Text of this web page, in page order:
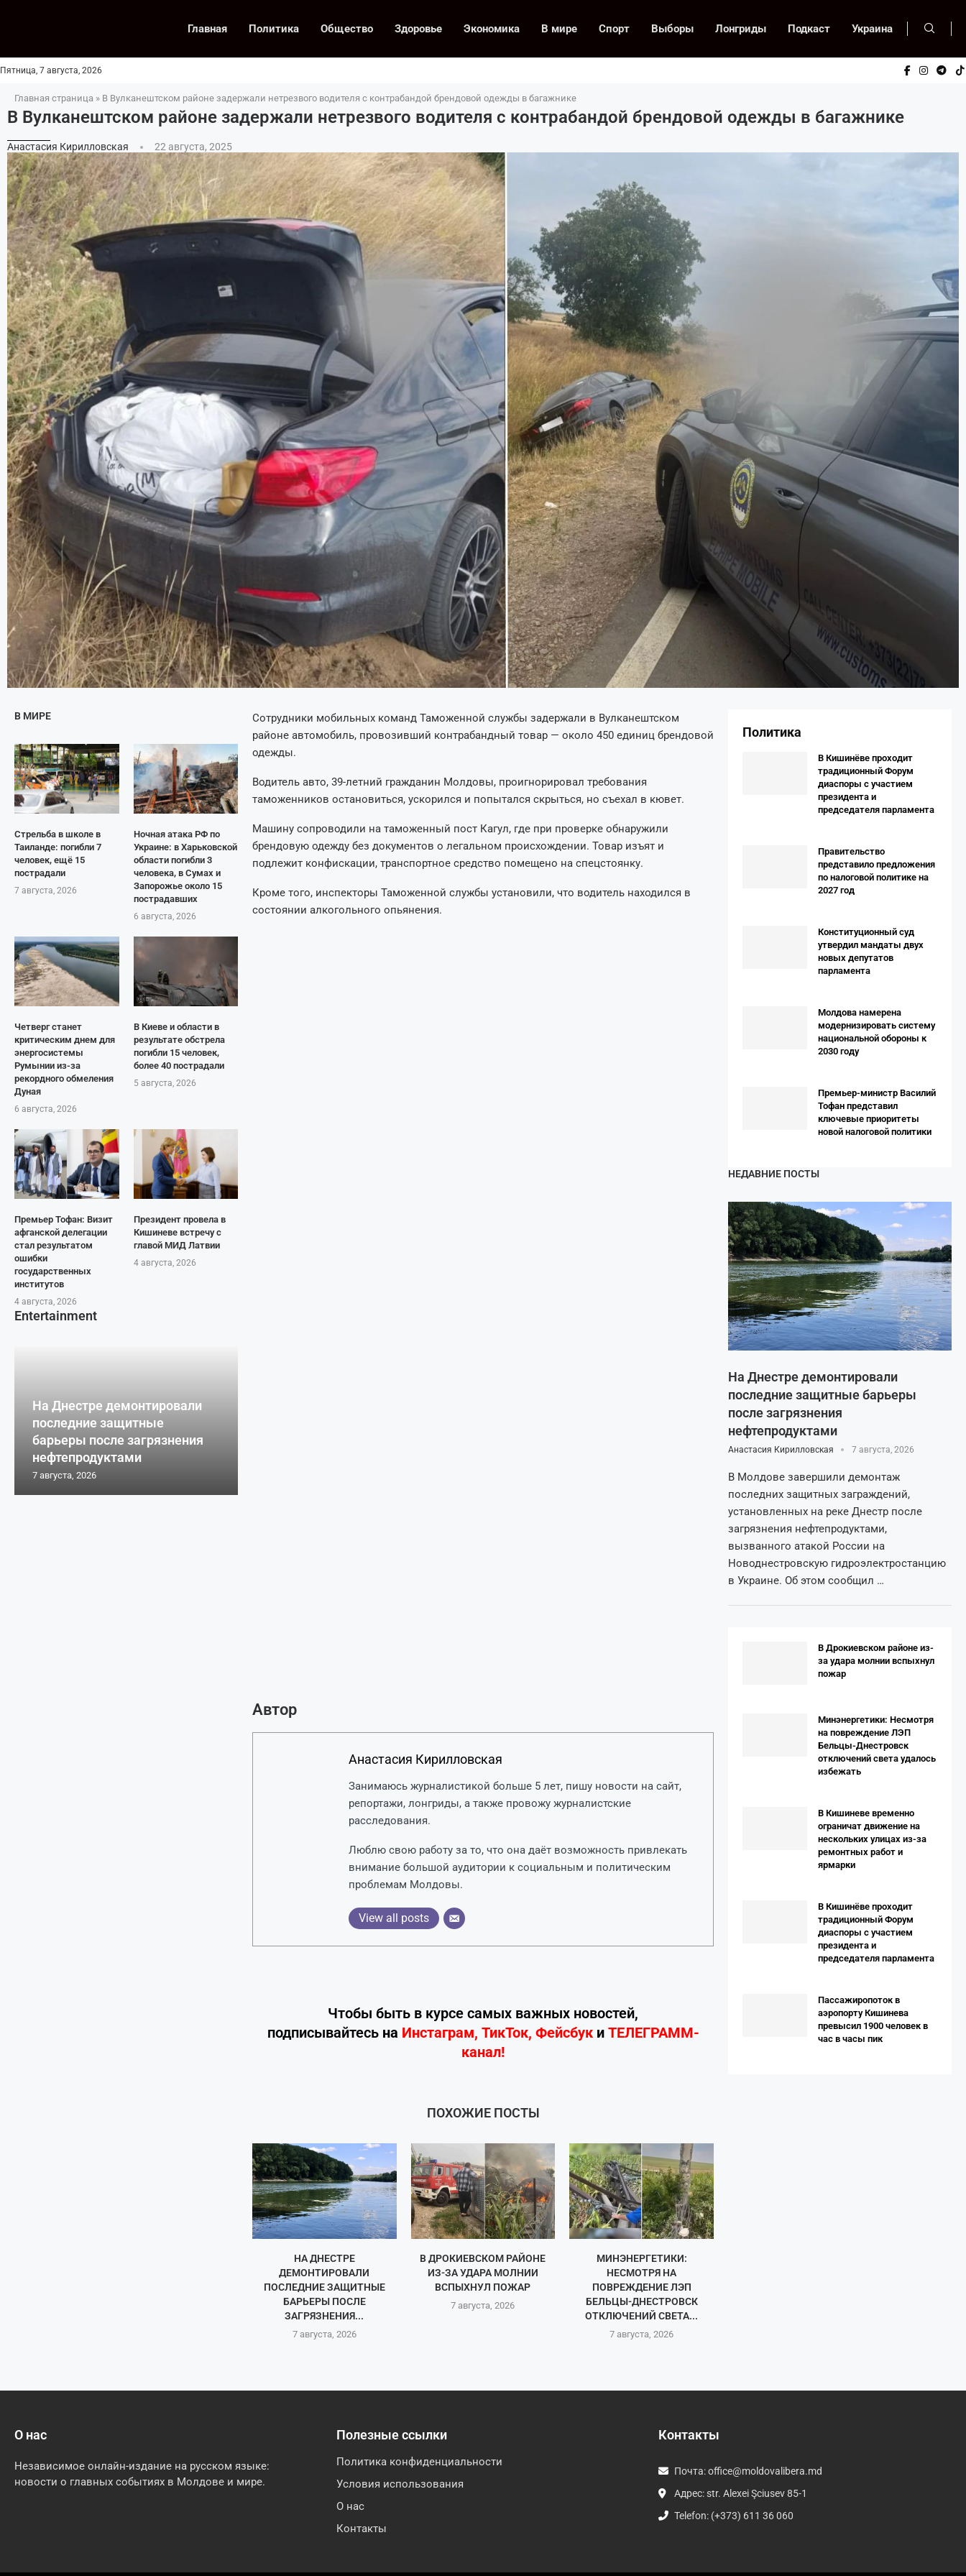
Главная Политика Общество Здоровье Экономика В мире Спорт Выборы Лонгриды Подкаст Украина
Пятница, 7 августа, 2026
Главная страница » В Вулканештском районе задержали нетрезвого водителя с контрабандой брендовой одежды в багажнике
В Вулканештском районе задержали нетрезвого водителя с контрабандой брендовой одежды в багажнике
Анастасия Кирилловская 22 августа, 2025
В МИРЕ
Стрельба в школе в
Таиланде: погибли 7
человек, ещё 15
пострадали
7 августа, 2026
Ночная атака РФ по
Украине: в Харьковской
области погибли 3
человека, в Сумах и
Запорожье около 15
пострадавших
6 августа, 2026
Четверг станет
критическим днем для
энергосистемы
Румынии из-за
рекордного обмеления
Дуная
6 августа, 2026
В Киеве и области в
результате обстрела
погибли 15 человек,
более 40 пострадали
5 августа, 2026
Премьер Тофан: Визит
афганской делегации
стал результатом
ошибки
государственных
институтов
4 августа, 2026
Президент провела в
Кишиневе встречу с
главой МИД Латвии
4 августа, 2026
Entertainment
На Днестре демонтировали
последние защитные
барьеры после загрязнения
нефтепродуктами
7 августа, 2026
Сотрудники мобильных команд Таможенной службы задержали в Вулканештском
районе автомобиль, провозивший контрабандный товар — около 450 единиц брендовой
одежды.
Водитель авто, 39-летний гражданин Молдовы, проигнорировал требования
таможенников остановиться, ускорился и попытался скрыться, но съехал в кювет.
Машину сопроводили на таможенный пост Кагул, где при проверке обнаружили
брендовую одежду без документов о легальном происхождении. Товар изъят и
подлежит конфискации, транспортное средство помещено на спецстоянку.
Кроме того, инспекторы Таможенной службы установили, что водитель находился в
состоянии алкогольного опьянения.
Автор
Анастасия Кирилловская
Занимаюсь журналистикой больше 5 лет, пишу новости на сайт,
репортажи, лонгриды, а также провожу журналистские
расследования.
Люблю свою работу за то, что она даёт возможность привлекать
внимание большой аудитории к социальным и политическим
проблемам Молдовы.
View all posts
Чтобы быть в курсе самых важных новостей,
подписывайтесь на Инстаграм, ТикТок, Фейсбуки ТЕЛЕГРАММ-
канал!
ПОХОЖИЕ ПОСТЫ
НА ДНЕСТРЕ
ДЕМОНТИРОВАЛИ
ПОСЛЕДНИЕ ЗАЩИТНЫЕ
БАРЬЕРЫ ПОСЛЕ
ЗАГРЯЗНЕНИЯ...
7 августа, 2026
В ДРОКИЕВСКОМ РАЙОНЕ
ИЗ-ЗА УДАРА МОЛНИИ
ВСПЫХНУЛ ПОЖАР
7 августа, 2026
МИНЭНЕРГЕТИКИ:
НЕСМОТРЯ НА
ПОВРЕЖДЕНИЕ ЛЭП
БЕЛЬЦЫ-ДНЕСТРОВСК
ОТКЛЮЧЕНИЙ СВЕТА...
7 августа, 2026
Политика
В Кишинёве проходит
традиционный Форум
диаспоры с участием
президента и
председателя парламента
Правительство
представило предложения
по налоговой политике на
2027 год
Конституционный суд
утвердил мандаты двух
новых депутатов
парламента
Молдова намерена
модернизировать систему
национальной обороны к
2030 году
Премьер-министр Василий
Тофан представил
ключевые приоритеты
новой налоговой политики
НЕДАВНИЕ ПОСТЫ
На Днестре демонтировали
последние защитные барьеры
после загрязнения
нефтепродуктами
Анастасия Кирилловская 7 августа, 2026
В Молдове завершили демонтаж
последних защитных заграждений,
установленных на реке Днестр после
загрязнения нефтепродуктами,
вызванного атакой России на
Новоднестровскую гидроэлектростанцию
в Украине. Об этом сообщил …
В Дрокиевском районе из-
за удара молнии вспыхнул
пожар
Минэнергетики: Несмотря
на повреждение ЛЭП
Бельцы-Днестровск
отключений света удалось
избежать
В Кишиневе временно
ограничат движение на
нескольких улицах из-за
ремонтных работ и
ярмарки
В Кишинёве проходит
традиционный Форум
диаспоры с участием
президента и
председателя парламента
Пассажиропоток в
аэропорту Кишинева
превысил 1900 человек в
час в часы пик
О нас
Независимое онлайн-издание на русском языке:
новости о главных событиях в Молдове и мире.
Полезные ссылки
Политика конфиденциальности
Условия использования
О нас
Контакты
Контакты
Почта:office@moldovalibera.md
Адрес: str. Alexei Şciusev 85-1
Telefon: (+373) 611 36 060